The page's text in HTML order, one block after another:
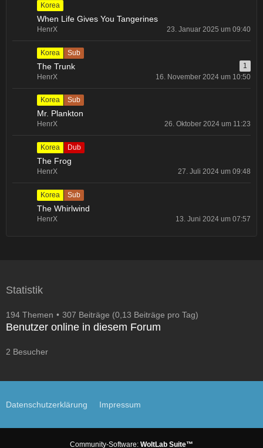
Korea
When Life Gives You Tangerines
HenrX 23. Januar 2025 um 09:40
Korea Sub
The Trunk
1
HenrX
16. November 2024 um 10:50
Korea Sub
Mr. Plankton
HenrX 26. Oktober 2024 um 11:23
Korea Dub
The Frog
HenrX 27. Juli 2024 um 09:48
Korea Sub
The Whirlwind
HenrX 13. Juni 2024 um 07:57
Statistik
194 Themen 307 Beiträge (0,13 Beiträge pro Tag)
Benutzer online in diesem Forum
2 Besucher
Datenschutzerklärung Impressum
Community-Software: WoltLab Suite™